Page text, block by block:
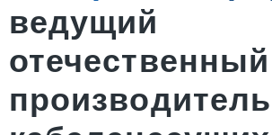
ведущий
отечественный
производитель